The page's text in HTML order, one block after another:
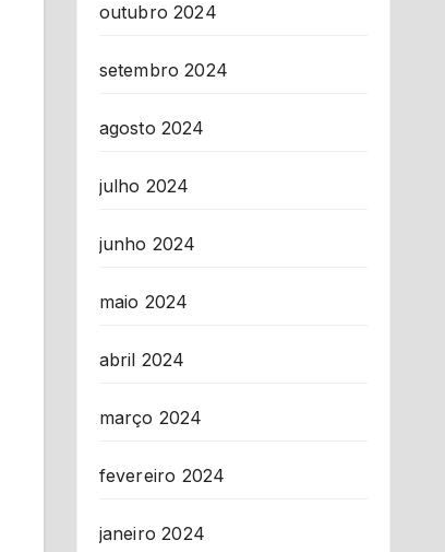
outubro 2024
setembro 2024
agosto 2024
julho 2024
junho 2024
maio 2024
abril 2024
março 2024
fevereiro 2024
janeiro 2024